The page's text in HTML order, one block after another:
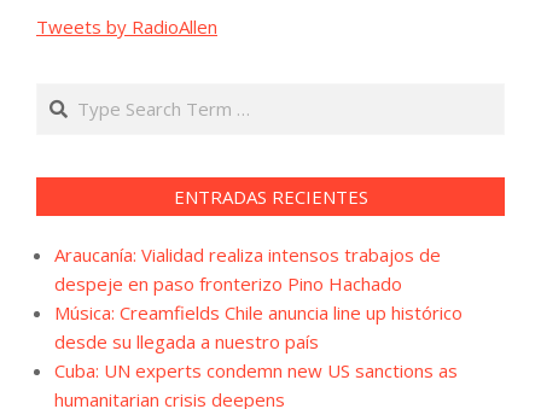
Tweets by RadioAllen
Search
ENTRADAS RECIENTES
Araucanía: Vialidad realiza intensos trabajos de
despeje en paso fronterizo Pino Hachado
Música: Creamfields Chile anuncia line up histórico
desde su llegada a nuestro país
Cuba: UN experts condemn new US sanctions as
humanitarian crisis deepens